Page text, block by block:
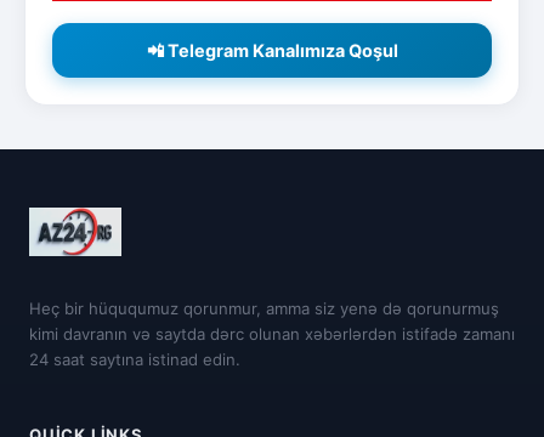
📲 Telegram Kanalımıza Qoşul
Heç bir hüququmuz qorunmur, amma siz yenə də qorunurmuş
kimi davranın və saytda dərc olunan xəbərlərdən istifadə zamanı
24 saat saytına istinad edin.